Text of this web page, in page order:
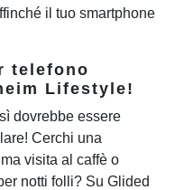
il tuo smartphone
telefono
Lifestyle!
dovrebbe essere
Cerchi una
visita al caffè o
notti folli? Su Glided